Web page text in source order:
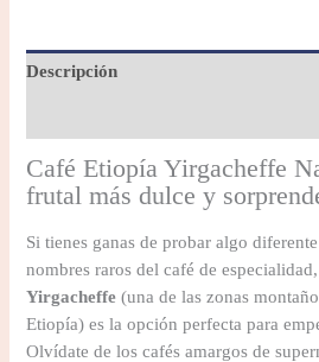
Descripción
Café Etiopía Yirgacheffe
frutal más dulce y
Si tienes ganas de probar algo
nombres raros del café de
Yirgacheffe (una de las zonas
Etiopía) es la opción perfecta para
Olvídate de los cafés amargos de